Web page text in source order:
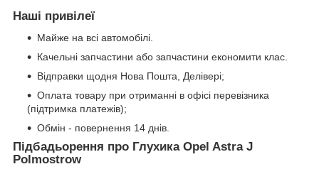
Наші привілеї
Майже на всі автомобілі.
Качельні запчастини або запчастини економити клас.
Відправки щодня Нова Пошта, Делівері;
Оплата товару при отриманні в офісі перевізника
(підтримка платежів);
Обмін - повернення 14 днів.
Підбадьорення про Глухика Opel Astra J
Polmostrow